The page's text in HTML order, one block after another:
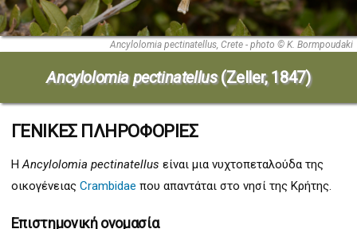
Ancylolomia pectinatellus, Crete - photo © K. Bormpoudaki
Ancylolomia pectinatellus (Zeller, 1847)
ΓΕΝΙΚΕΣ ΠΛΗΡΟΦΟΡΙΕΣ
ΗAncylolomia pectinatellus είναι μια νυχτοπεταλούδα της
οικογένειας Crambidae που απαντάται στο νησί της Κρήτης.
Επιστημονική ονομασία